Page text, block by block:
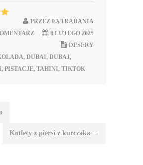
PRZEZ EXTRADANIA
8 LUTEGO 2025
DESERY
, DUBAI, DUBAJ,
, PISTACJE, TAHINI, TIKTOK
Kotlety z piersi z kurczaka →